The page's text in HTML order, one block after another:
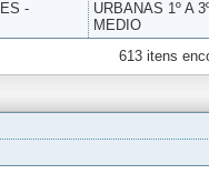
-
URBANAS 1º A
MEDIO
613 itens